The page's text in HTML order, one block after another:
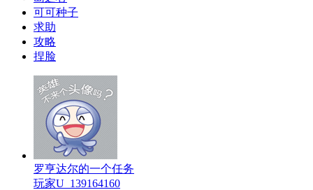
可可种子
求助
攻略
捏脸
罗亨达尔的一个任务
玩家U_139164160